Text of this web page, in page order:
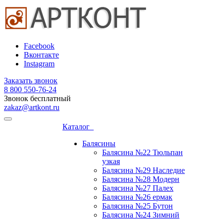
Facebook
Вконтакте
Instagram
Заказать звонок
8 800 ‎550-76-24
Звонок бесплатный
zakaz@artkont.ru
Каталог
Балясины
Балясина №22 Тюльпан
узкая
Балясина №29 Наследие
Балясина №28 Модерн
Балясина №27 Палех
Балясина №26 ермак
Балясина №25 Бутон
Балясина №24 Зимний